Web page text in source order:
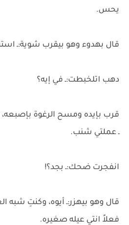
يحس.
قال بهدوء وهو بيقرب شوية:ـ
دهب اتلخبطت:ـ في إيه؟
قرب بإيده ومسح الرغوة
ـ عملتي شنب.
انفجرت ضحك:ـ بجد؟!
قال وهو بيهزر:ـ أيوه، وكنتِ شبه
فعلاً انتي عيله صغيره.